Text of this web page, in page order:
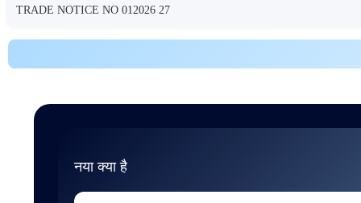
TRADE NOTICE NO 012026 27
नया क्या है